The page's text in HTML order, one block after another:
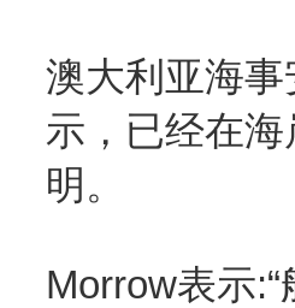
澳大利亚海
示，已经在
明。
Morrow表示